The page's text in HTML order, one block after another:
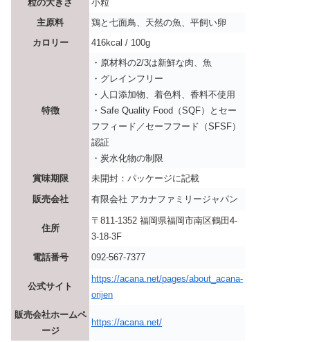
粒の大きさ
小粒
主原料
鶏と七面鳥、天然の魚、平飼い卵
カロリー
416kcal / 100g
特徴
・原材料の2/3は新鮮な肉、魚
・グレインフリー
・人口添加物、着色料、香料不使用
・Safe Quality Food（SQF）とセー
フフィード／セーフフード（SFSF）
認証
・炭水化物の制限
賞味期限
未開封：パッケージに記載
販売会社
有限会社 アカナファミリージャパン
住所
〒811-1352 福岡県福岡市南区鶴田4-
3-18-3F
電話番号
092-567-7377
公式サイト
https://acana.net/pages/about_acana-
orijen
販売会社ホームペ
ージ
https://acana.net/